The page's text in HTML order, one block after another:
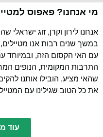
מי אנחנו? פאפוס
אנחנו לירון וקרן, זוג
במשך שנים רבות אנו
עם האי הקסום הזה, ובמיוחד
התרבות המקומית, הנופים
שהאי מציע, הובילו אותנו
את כל הטוב שגילינו עם
עוד